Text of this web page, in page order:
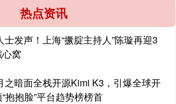
热点资讯
发声！上海“撅腚主持人”陈璇再迎3
窝
之暗面全栈开源Kimi K3，引爆全球开
抱抱脸”平台趋势榜榜首